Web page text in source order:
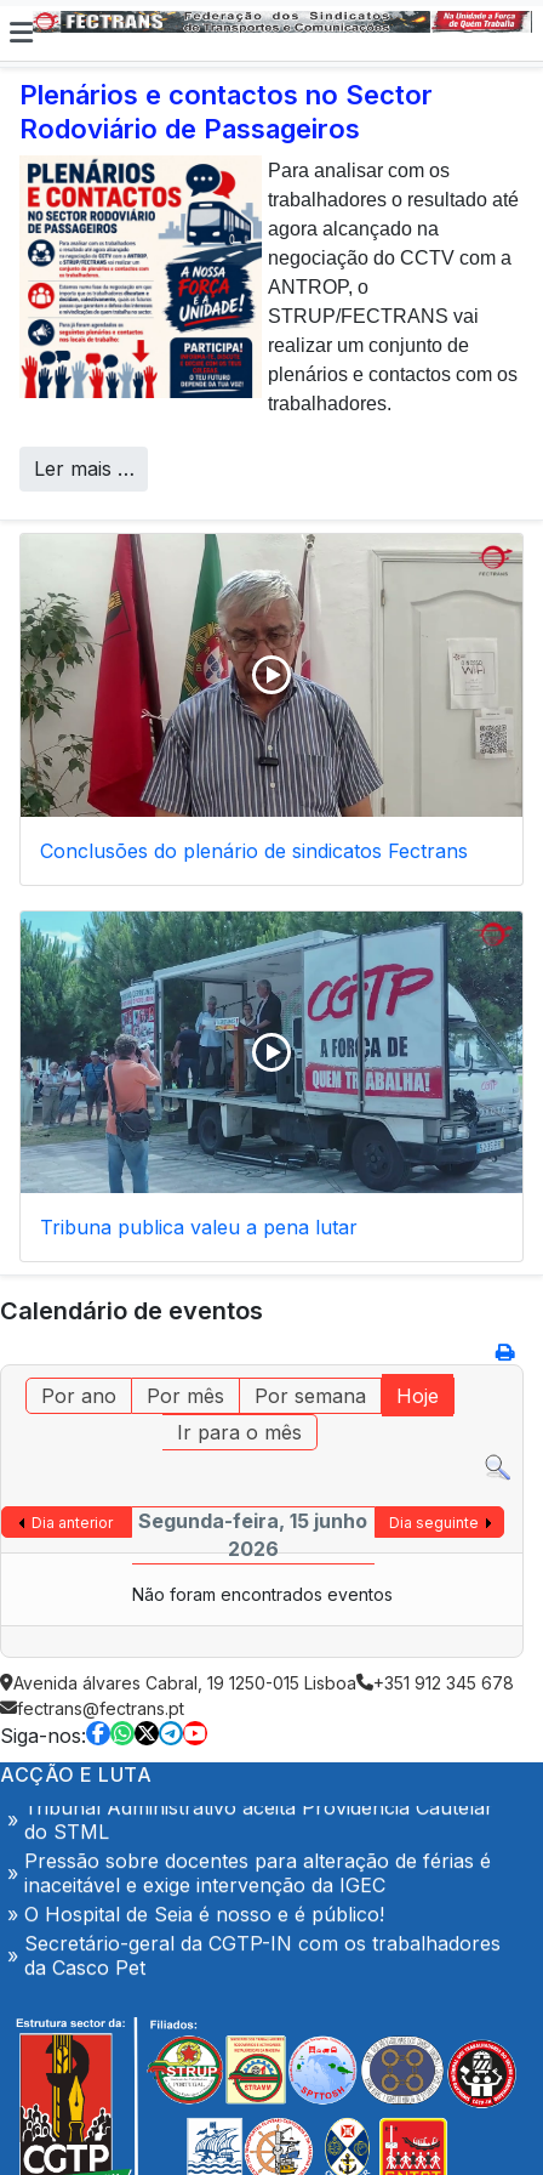
Plenários e contactos no Sector
Rodoviário de Passageiros
Para analisar com os
trabalhadores o resultado até
agora alcançado na
negociação do CCTV com a
ANTROP, o
STRUP/FECTRANS vai
realizar um conjunto de
plenários e contactos com os
trabalhadores.
Ler mais …
E não posso […] deixar de
dar uma nota de
agradecimento aos
colaboradores da CP que,
todos os dias, enfrentam com
sucesso os desafios
operacionais de manutenção
inerentes a uma frota tão
envelhecida.
Call Centers
Conclusões do plenário de sindicatos Fectrans
Tribuna publica valeu a pena lutar
Calendário de eventos
Por ano Por mês Por semana
Hoje
Ir para o mês
Dia anterior
Segunda-feira, 15 junho
2026
Dia seguinte
Não foram encontrados eventos
Avenida álvares Cabral, 19 1250-015 Lisboa
+351 912 345 678
fectrans@fectrans.pt
Siga-nos:
ACÇÃO E LUTA
Trabalhadores da Super Bock conquistam aumento
salarial
Enfermeiros do Montepio Rainha Dona Leonor
(Caldas da Rainha), em Greve
Algarve em luta no dia 7 de Agosto
do STML
Pressão sobre docentes para alteração de férias é
inaceitável e exige intervenção da IGEC
O Hospital de Seia é nosso e é público!
Secretário-geral da CGTP-IN com os trabalhadores
da Casco Pet
Trabalho Vertical no sector de mercadorias
FENPROF considera inaceitável o modelo de
pagamento imposto aos professores classificadores
Plenário com os trabalhadores das oficinas da
TRANSDEV em Palmeiro
Trabalhadores da Super Bock conquistam aumento